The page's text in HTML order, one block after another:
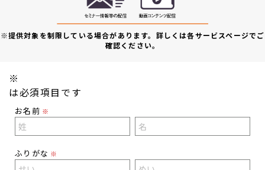
※提供対象を制限している場合があります。詳しくは各サービスページでご
確認ください。
※
は必須項目です
お名前 ※
ふりがな ※